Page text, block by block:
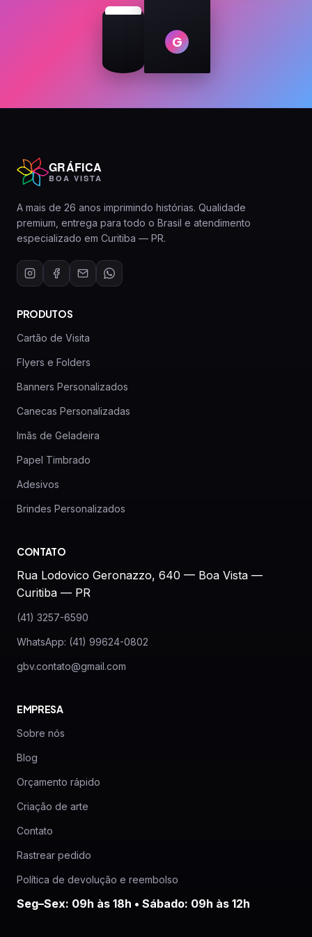
G
GRÁFICA
BOA VISTA
A mais de 26 anos imprimindo histórias. Qualidade
premium, entrega para todo o Brasil e atendimento
especializado em Curitiba — PR.
PRODUTOS
Cartão de Visita
Flyers e Folders
Banners Personalizados
Canecas Personalizadas
Imãs de Geladeira
Papel Timbrado
Adesivos
Brindes Personalizados
CONTATO
Rua Lodovico Geronazzo, 640 — Boa Vista —
Curitiba — PR
(41) 3257-6590
WhatsApp: (41) 99624-0802
gbv.contato@gmail.com
EMPRESA
Sobre nós
Blog
Orçamento rápido
Criação de arte
Contato
Rastrear pedido
Política de devolução e reembolso
Seg–Sex: 09h às 18h • Sábado: 09h às 12h